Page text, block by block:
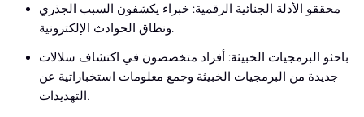
محققو الأدلة الجنائية الرقمية: خبراء يكشفون السبب الجذري
ونطاق الحوادث الإلكترونية.
باحثو البرمجيات الخبيثة: أفراد متخصصون في اكتشاف سلالات
جديدة من البرمجيات الخبيثة وجمع معلومات استخباراتية عن
التهديدات.